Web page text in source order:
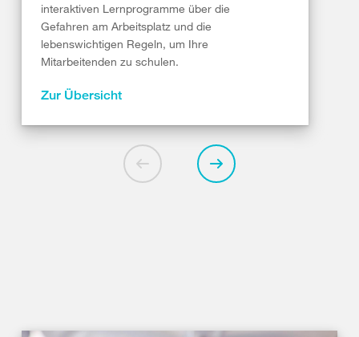
interaktiven Lernprogramme über die
Gefahren am Arbeitsplatz und die
lebenswichtigen Regeln, um Ihre
Mitarbeitenden zu schulen.
Zur Übersicht